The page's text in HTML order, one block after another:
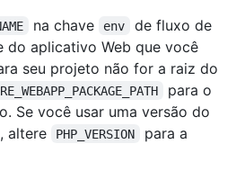
na chave env
de fluxo de
do aplicativo Web que você
seu projeto não for a raiz do
para o
Se você usar uma versão do
, altere PHP_VERSION
para a